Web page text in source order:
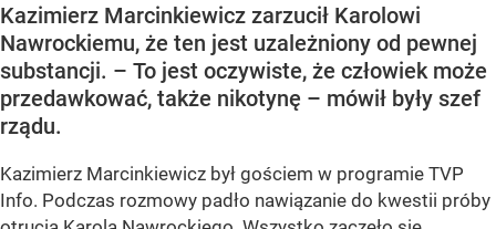
Kazimierz Marcinkiewicz zarzucił Karolowi
Nawrockiemu, że ten jest uzależniony od pewnej
substancji. – To jest oczywiste, że człowiek może
przedawkować, także nikotynę – mówił były szef
rządu.
Kazimierz Marcinkiewicz był gościem w programie TVP
Info. Podczas rozmowy padło nawiązanie do kwestii próby